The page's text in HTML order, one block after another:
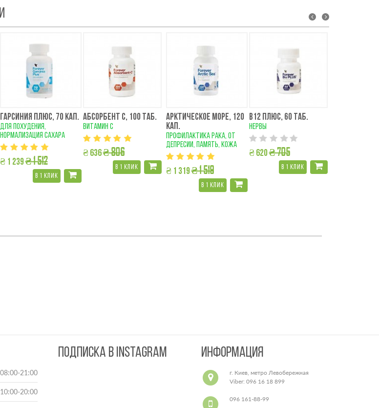
ГАРСИНИЯ ПЛЮС, 70 КАП.
для похудения,
нормализация сахара
₴ 1 239₴ 1 512
в 1 клик
АБСОРБЕНТ С, 100 ТАБ.
витамин с
₴ 636₴ 806
в 1 клик
АРКТИЧЕСКОЕ МОРЕ, 120
КАП.
профилактика рака, от
депресии, память, кожа
₴ 1 319₴ 1 519
в 1 клик
В12 ПЛЮС, 60 ТАБ.
нервы
₴ 620₴ 705
в 1 клик
prev next
08:00-21:00
10:00-20:00
ПОДПИСКА В INSTAGRAM ИНФОРМАЦИЯ
г. Киев, метро Левобережная
Viber: 096 16 18 899
096 161-88-99